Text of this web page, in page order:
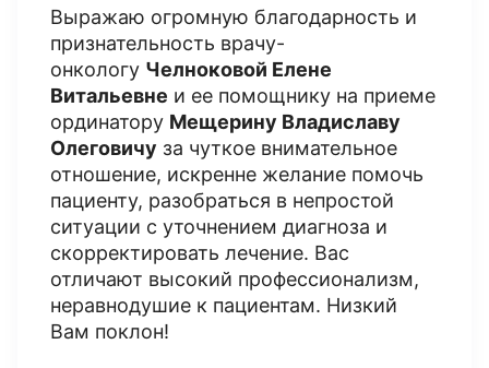
Выражаю огромную благодарность и
признательность врачу-
онкологу Челноковой Елене
Витальевне и ее помощнику на приеме
ординатору Мещерину Владиславу
Олеговичу за чуткое внимательное
отношение, искренне желание помочь
пациенту, разобраться в непростой
ситуации с уточнением диагноза и
скорректировать лечение. Вас
отличают высокий профессионализм,
неравнодушие к пациентам. Низкий
Вам поклон!